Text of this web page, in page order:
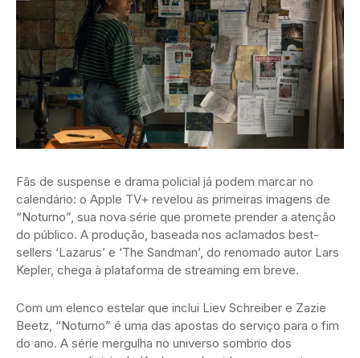
Fãs de suspense e drama policial já podem marcar no
calendário: o Apple TV+ revelou as primeiras imagens de
“Noturno”, sua nova série que promete prender a atenção
do público. A produção, baseada nos aclamados best-
sellers ‘Lazarus’ e ‘The Sandman’, do renomado autor Lars
Kepler, chega à plataforma de streaming em breve.
Com um elenco estelar que inclui Liev Schreiber e Zazie
Beetz, “Noturno” é uma das apostas do serviço para o fim
do ano. A série mergulha no universo sombrio dos